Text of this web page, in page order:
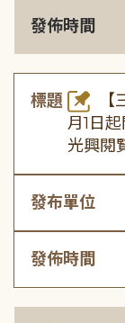
發佈時間
標題
【
月1日
光興閱
發布單位
發佈時間